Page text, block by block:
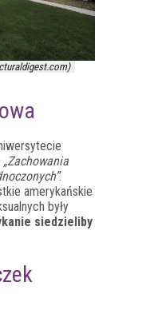
„Zachowania
.
amerykańskie
były
siedzieliby